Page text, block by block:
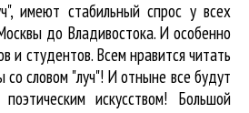
, имеют стабильный спрос у всех
до Владивостока. И особенно
и студентов. Всем нравится читать
со словом "луч"! И отныне все будут
искусством! Большой